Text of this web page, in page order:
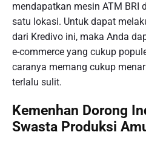
mendapatkan mesin ATM BRI
satu lokasi. Untuk dapat
dari Kredivo ini, maka Anda
e-commerce yang cukup
caranya memang cukup
terlalu sulit.
Kemenhan Dorong
Swasta Produksi